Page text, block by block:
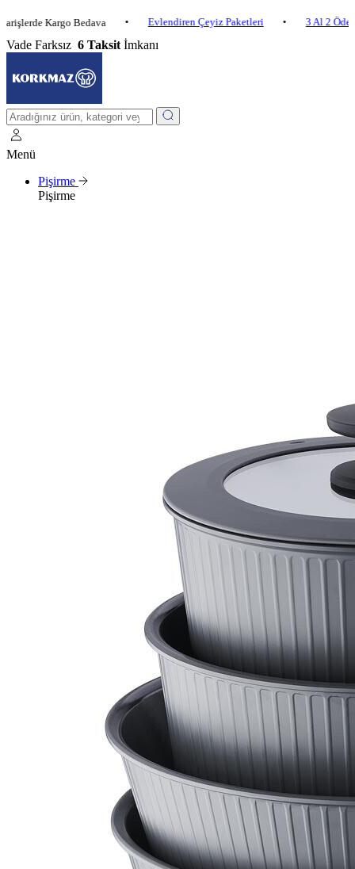
Kargo Bedava • Evlendiren Çeyiz Paketleri • 3 Al 2 Öde •
Vade Farksız 6 Taksit İmkanı
Menü
Pişirme
Pişirme